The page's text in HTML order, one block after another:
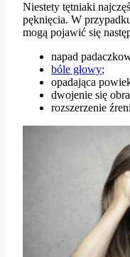
Niestety tętniaki
pęknięcia. W
mogą pojawić się
napad
bóle głowy;
opadająca
dwojenie się
rozszerzenie